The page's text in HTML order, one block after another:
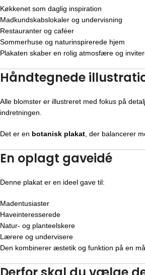
Køkkenet som daglig inspiration
Madkundskabslokaler og undervisning
Restauranter og caféer
Sommerhuse og naturinspirerede hjem
Plakaten skaber en rolig atmosfære og
Håndtegnede
Alle blomster er illustreret med fokus på
indretningen.
Det er en botanisk plakat , der balancerer
En oplagt gaveidé
Denne plakat er en ideel gave til:
Madentusiaster
Haveinteresserede
Natur- og planteelskere
Lærere og undervisere
Den kombinerer æstetik og funktion på en